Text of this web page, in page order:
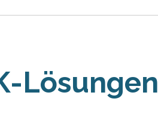
Lösungen